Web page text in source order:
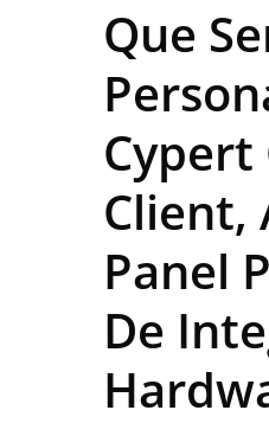
Que
Cypert
Client,
Panel
De